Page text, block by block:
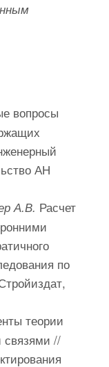
вопросы
АН
А.В. Расчет
по
теории
связями //